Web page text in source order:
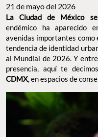
21 de mayo del 2026
La Ciudad de México se
endémico ha aparecido
avenidas importantes como
tendencia de identidad
al Mundial de 2026. Y
presencia, aquí te
CDMX, en espacios de